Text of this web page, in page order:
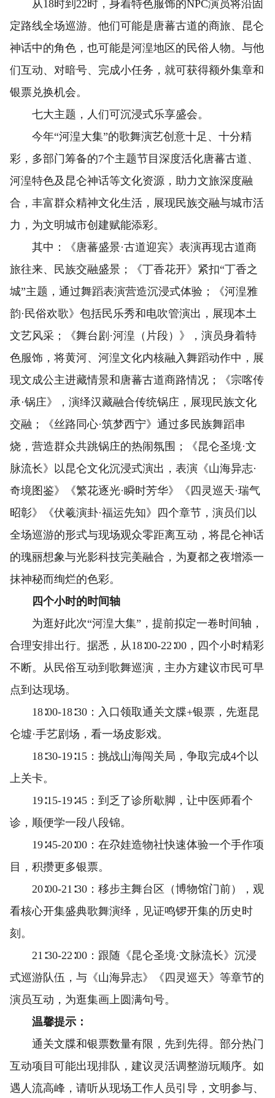
从18时到22时，身着特色服饰的NPC演员将沿固
定路线全场巡游。他们可能是唐蕃古道的商旅、昆仑
神话中的角色，也可能是河湟地区的民俗人物。与他
们互动、对暗号、完成小任务，就可获得额外集章和
银票兑换机会。
七大主题，人们可沉浸式乐享盛会。
今年“河湟大集”的歌舞演艺创意十足、十分精
彩，多部门筹备的7个主题节目深度活化唐蕃古道、
河湟特色及昆仑神话等文化资源，助力文旅深度融
合，丰富群众精神文化生活，展现民族交融与城市活
力，为文明城市创建赋能添彩。
其中：《唐蕃盛景·古道迎宾》表演再现古道商
旅往来、民族交融盛景；《丁香花开》紧扣“丁香之
城”主题，通过舞蹈表演营造沉浸式体验；《河湟雅
韵·民俗欢歌》包括民乐秀和电吹管演出，展现本土
文艺风采；《舞台剧·河湟（片段）》，演员身着特
色服饰，将黄河、河湟文化内核融入舞蹈动作中，展
现文成公主进藏情景和唐蕃古道商路情况；《宗喀传
承·锅庄》，演绎汉藏融合传统锅庄，展现民族文化
交融；《丝路同心·筑梦西宁》通过多民族舞蹈串
烧，营造群众共跳锅庄的热闹氛围；《昆仑圣境·文
脉流长》以昆仑文化沉浸式演出，表演《山海异志·
奇境图鉴》《繁花逐光·瞬时芳华》《四灵巡天·瑞气
昭彰》《伏羲演卦·福运先知》四个章节，演员们以
全场巡游的形式与现场观众零距离互动，将昆仑神话
的瑰丽想象与光影科技完美融合，为夏都之夜增添一
抹神秘而绚烂的色彩。
四个小时的时间轴
为逛好此次“河湟大集”，提前拟定一卷时间轴，
合理安排出行。据悉，从18∶00-22∶00，四个小时精彩
不断。从民俗互动到歌舞巡演，主办方建议市民可早
点到达现场。
18∶00-18∶30：入口领取通关文牒+银票，先逛昆
仑墟·手艺剧场，看一场皮影戏。
18∶30-19∶15：挑战山海闯关局，争取完成4个以
上关卡。
19∶15-19∶45：到乏了诊所歇脚，让中医师看个
诊，顺便学一段八段锦。
19∶45-20∶00：在尕娃造物社快速体验一个手作项
目，积攒更多银票。
20∶00-21∶30：移步主舞台区（博物馆门前），观
看核心开集盛典歌舞演绎，见证鸣锣开集的历史时
刻。
21∶30-22∶00：跟随《昆仑圣境·文脉流长》沉浸
式巡游队伍，与《山海异志》《四灵巡天》等章节的
演员互动，为逛集画上圆满句号。
温馨提示：
通关文牒和银票数量有限，先到先得。部分热门
互动项目可能出现排队，建议灵活调整游玩顺序。如
遇人流高峰，请听从现场工作人员引导，文明参与、